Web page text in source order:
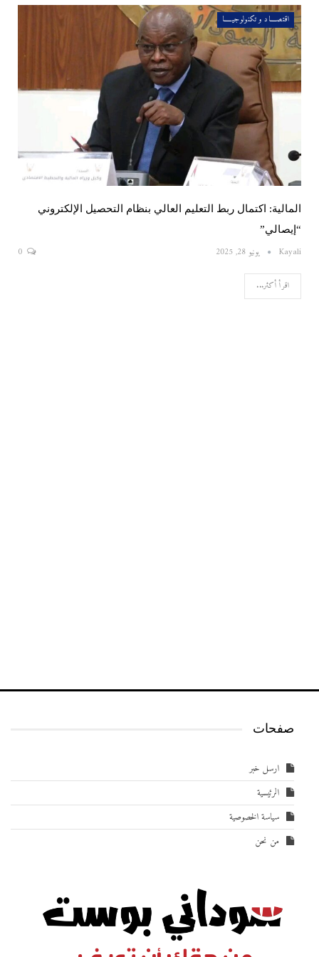
اقتصــــاد و تكنولوجيـــــا
المالية: اكتمال ربط التعليم العالي بنظام التحصيل الإلكتروني
“إيصالي”
Kayali يونيو 28, 2025
اقرأ أكثر...
صفحات
ارسل خبر
الرئيسية
سياسة الخصوصية
من نحن